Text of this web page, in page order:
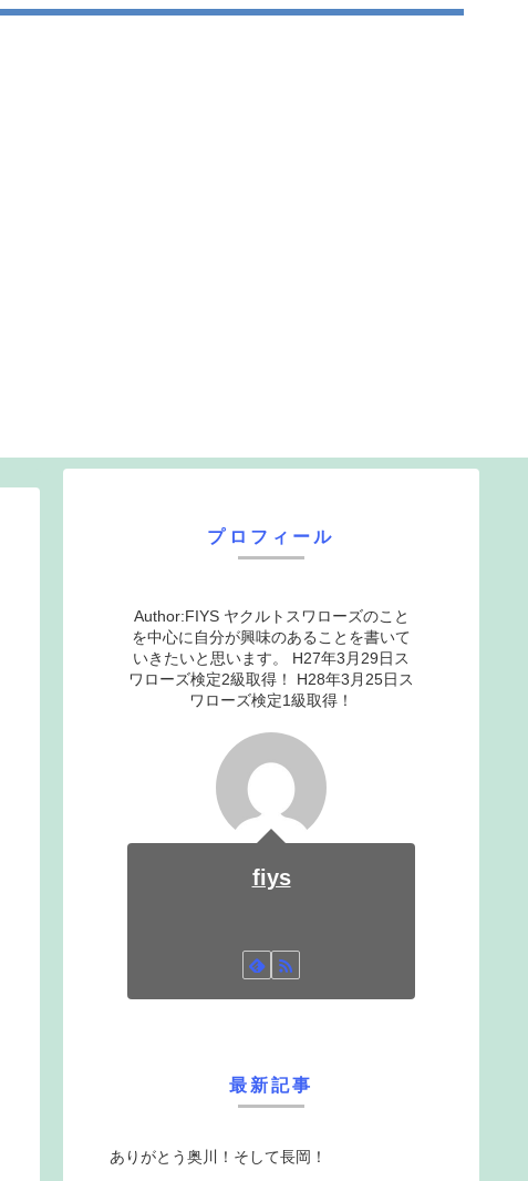
プロフィール
Author:FIYS ヤクルトスワローズのこと
を中心に自分が興味のあることを書いて
いきたいと思います。 H27年3月29日ス
ワローズ検定2級取得！ H28年3月25日ス
ワローズ検定1級取得！
fiys
最新記事
ありがとう奥川！そして長岡！